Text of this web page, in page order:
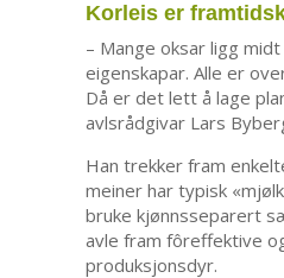
Korleis er
– Mange oksar ligg
eigenskapar. Alle er
Då er det lett å lage
avlsrådgivar Lars
Han trekker fram
meiner har typisk
bruke kjønnsseparert
avle fram fôreffektive
produksjonsdyr.